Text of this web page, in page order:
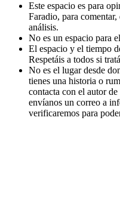
Este espacio es para
Faradio, para
análisis.
No es un espacio para
El espacio y el tiempo
Respetáis a todos si
No es el lugar desde
tienes una historia o
contacta con el autor
envíanos un correo a
verificaremos para